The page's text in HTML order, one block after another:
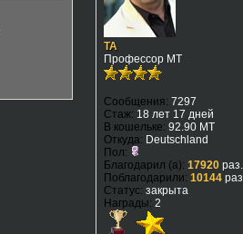
TA
Профессор МТ
Сообщения: 7297
Стаж: 18 лет 17 дней
В кошельке: 92.90 MT
Откуда: Deutschland
Пол:
Благодарил (а): 17920раз.
Поблагодарили: 10144раз.
Статус: закрыта
Награды: 2